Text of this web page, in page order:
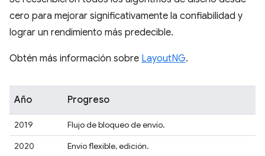
cero para mejorar significativamente la confiabilidad y
lograr un rendimiento más predecible.
Obtén más información sobre LayoutNG.
Año Progreso
2019
Flujo de bloqueo de envío.
2020
Envío flexible, edición.